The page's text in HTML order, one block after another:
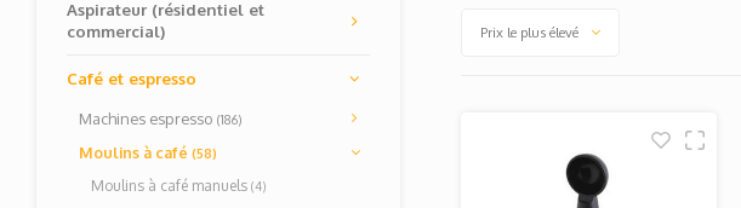
Aspirateur (résidentiel et
commercial)
Café et espresso
Machines espresso (186)
Moulins à café (58)
Moulins à café manuels (4)
Prix le plus élevé